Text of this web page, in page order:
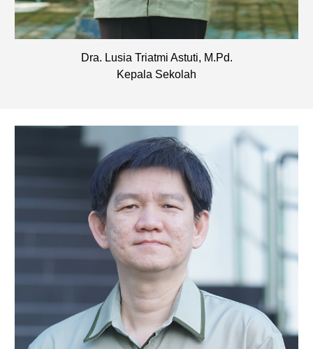
Dra. Lusia Triatmi Astuti, M.Pd.
Kepala Sekolah